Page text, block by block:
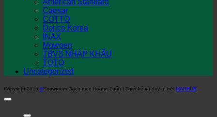
American Standard
Caesar
COTTO
Dorico Korea
INAX
Mowoen
TBVS NHẬP KHẨU
TOTO
Uncategorized
Copyright 2026 ©Showroom Gạch men Hoàng Tuấn | Thiết kế và duy trì bởi MARHUB